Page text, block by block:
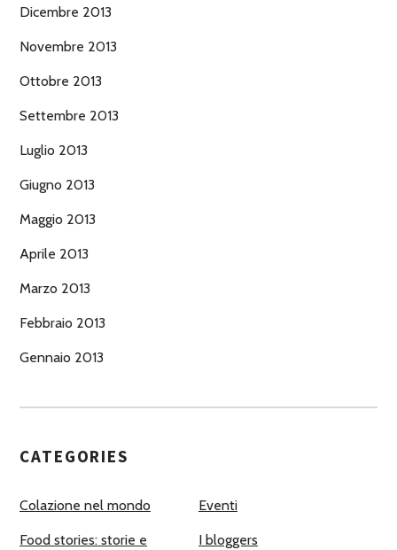
Dicembre 2013
Novembre 2013
Ottobre 2013
Settembre 2013
Luglio 2013
Giugno 2013
Maggio 2013
Aprile 2013
Marzo 2013
Febbraio 2013
Gennaio 2013
CATEGORIES
Colazione nel mondo Eventi
Food stories: storie e
I bloggers